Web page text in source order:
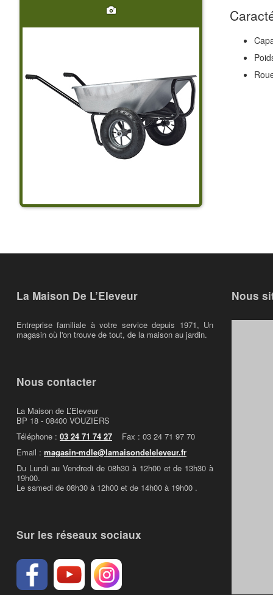
La Maison De L’Eleveur
Entreprise familiale à votre service depuis 1971, Un
magasin où l'on trouve de tout, de la maison au jardin.
Nous contacter
La Maison de L’Eleveur
BP 18 - 08400 VOUZIERS
Téléphone : 03 24 71 74 27 Fax : 03 24 71 97 70
Email : magasin-mdle@lamaisondeleleveur.fr
Du Lundi au Vendredi de 08h30 à 12h00 et de 13h30 à
19h00.
Le samedi de 08h30 à 12h00 et de 14h00 à 19h00 .
Sur les réseaux sociaux
Nous